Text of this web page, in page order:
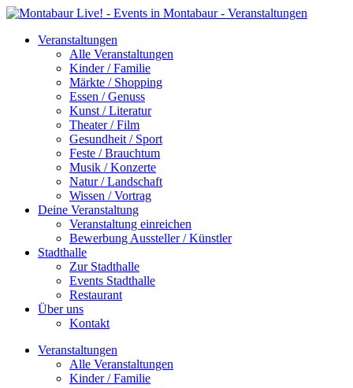
Veranstaltungen
Alle Veranstaltungen
Kinder / Familie
Märkte / Shopping
Essen / Genuss
Kunst / Literatur
Theater / Film
Gesundheit / Sport
Feste / Brauchtum
Musik / Konzerte
Natur / Landschaft
Wissen / Vortrag
Deine Veranstaltung
Veranstaltung einreichen
Bewerbung Aussteller / Künstler
Stadthalle
Zur Stadthalle
Events Stadthalle
Restaurant
Über uns
Kontakt
Veranstaltungen
Alle Veranstaltungen
Kinder / Familie